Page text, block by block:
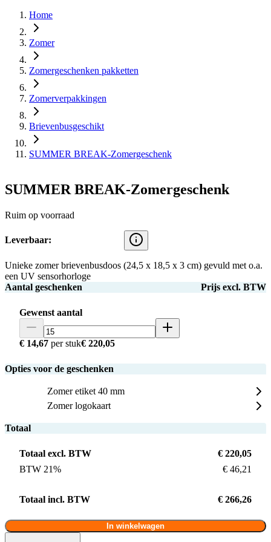
Home
Zomer
Zomergeschenken pakketten
Zomerverpakkingen
Brievenbusgeschikt
SUMMER BREAK-Zomergeschenk
SUMMER BREAK-Zomergeschenk
Ruim op voorraad
Leverbaar:
Unieke zomer brievenbusdoos (24,5 x 18,5 x 3 cm) gevuld met o.a.
een UV sensorhorloge
Aantal geschenken
Prijs excl. BTW
Gewenst aantal
€ 14,67 per stuk€ 220,05
Opties voor de geschenken
Zomer etiket 40 mm
Zomer logokaart
Totaal
Totaal excl. BTW
€ 220,05
BTW 21%
€ 46,21
Totaal incl. BTW € 266,26
In winkelwagen